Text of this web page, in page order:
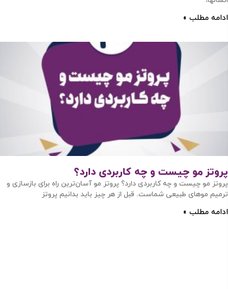
ادامه مطلب »
پروتز مو چیست و چه کاربردی دارد؟
پروتز مو چیست و چه کاربردی دارد؟ پروتز مو آسان‌ترین راه برای بازسازی و
ترمیم موهای طبیعی شماست. قبل از هر چیز باید بدانیم پروتز
ادامه مطلب »
مرا به خاطر بسپار
ادامه دهید
آیا هنوز عضو نشده اید؟ اکنون ثبت نام کنید
محافظت شده توسط